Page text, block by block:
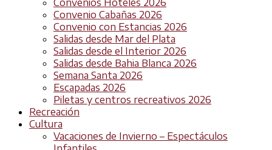
Convenio Cabañas 2026
Convenio con Estancias 2026
Salidas desde Mar del Plata
Salidas desde el Interior 2026
Salidas desde Bahia Blanca 2026
Semana Santa 2026
Escapadas 2026
Piletas y centros recreativos 2026
Recreación
Cultura
Vacaciones de Invierno – Espectáculos